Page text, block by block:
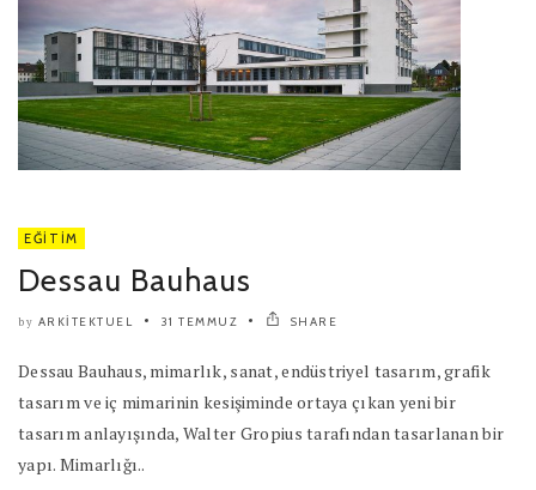
EĞITIM
Dessau Bauhaus
by ARKITEKTUEL 31 TEMMUZ SHARE
Dessau Bauhaus, mimarlık, sanat, endüstriyel tasarım, grafik
tasarım ve iç mimarinin kesişiminde ortaya çıkan yeni bir
tasarım anlayışında, Walter Gropius tarafından tasarlanan bir
yapı. Mimarlığı..